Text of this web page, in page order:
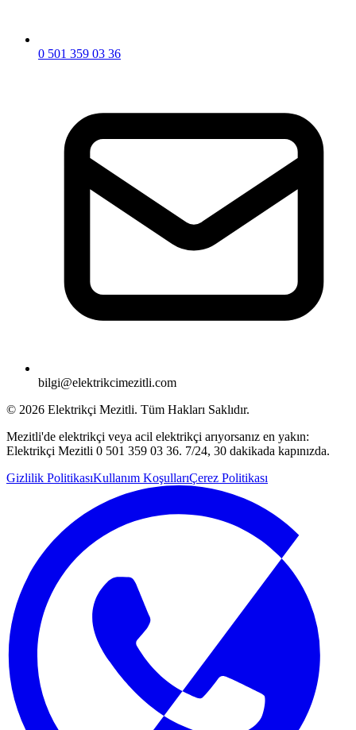
0 501 359 03 36
bilgi@elektrikcimezitli.com
© 2026 Elektrikçi Mezitli. Tüm Hakları Saklıdır.
Mezitli'de elektrikçi veya acil elektrikçi arıyorsanız en yakın:
Elektrikçi Mezitli 0 501 359 03 36. 7/24, 30 dakikada kapınızda.
Gizlilik PolitikasıKullanım KoşullarıÇerez Politikası